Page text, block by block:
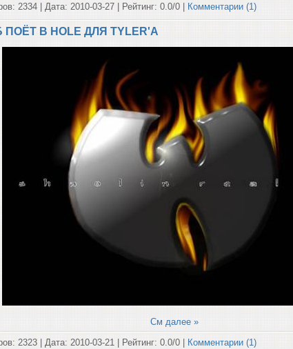
2334 | Дата: 2010-03-27 | Рейтинг: 0.0/0 | Комментарии (1)
В HOLE ДЛЯ TYLER'A
См далее »
2323 | Дата: 2010-03-21 | Рейтинг: 0.0/0 | Комментарии (1)